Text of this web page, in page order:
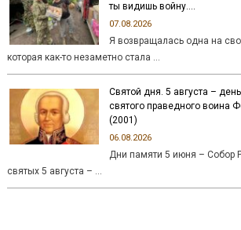
ты видишь войну….
07.08.2026
Я возвращалась одна на
которая как-то незаметно стала …
Святой дня. 5 августа –
святого праведного воина
(2001)
06.08.2026
Дни памяти 5 июня – Собор
святых 5 августа – …